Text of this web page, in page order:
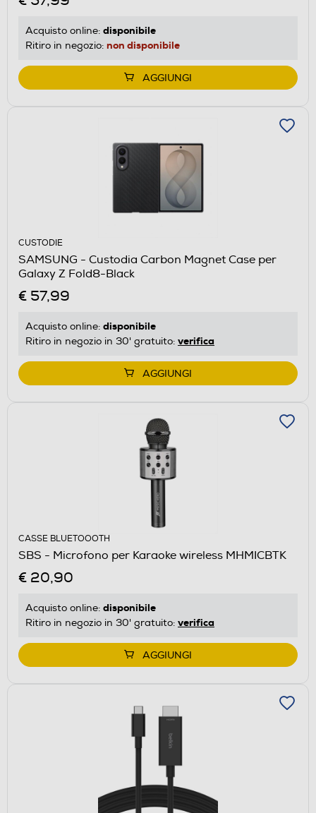
Acquisto online: disponibile
Ritiro in negozio: non disponibile
AGGIUNGI
CUSTODIE
SAMSUNG - Custodia Carbon Magnet Case per
Galaxy Z Fold8-Black
€ 57,99
Acquisto online: disponibile
Ritiro in negozio in 30' gratuito: verifica
AGGIUNGI
CASSE BLUETOOOTH
SBS - Microfono per Karaoke wireless MHMICBTK
€ 20,90
Acquisto online: disponibile
Ritiro in negozio in 30' gratuito: verifica
AGGIUNGI